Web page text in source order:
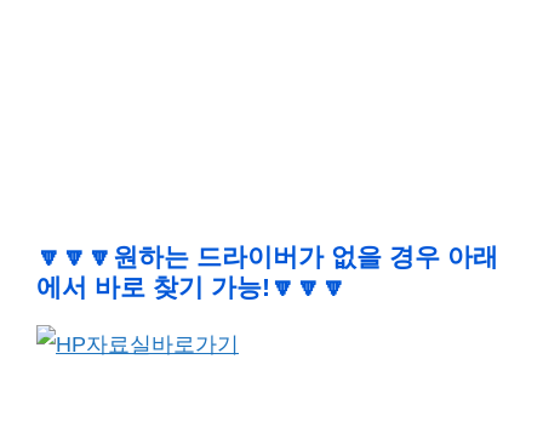
🔽🔽🔽 원하는 드라이버가 없을 경우 아래
에서 바로 찾기 가능! 🔽🔽🔽